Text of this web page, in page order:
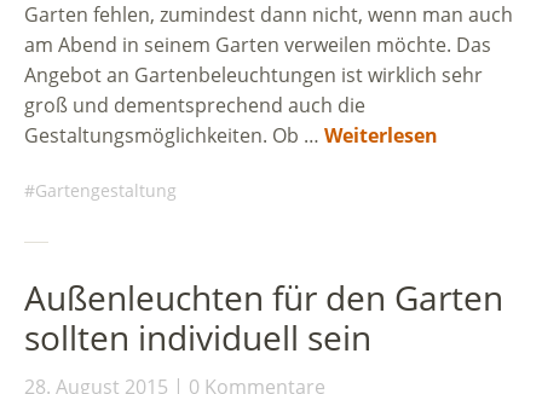
Garten fehlen, zumindest dann nicht, wenn man auch
am Abend in seinem Garten verweilen möchte. Das
Angebot an Gartenbeleuchtungen ist wirklich sehr
groß und dementsprechend auch die
Gestaltungsmöglichkeiten. Ob … Weiterlesen
Gartengestaltung
Außenleuchten für den Garten
sollten individuell sein
28. August 2015 0 Kommentare